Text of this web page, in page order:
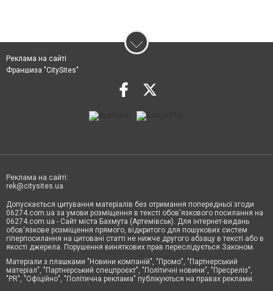
Реклама на сайті
Франшиза "CitySites"
Реклама на сайті:
rek@citysites.ua
Допускається цитування матеріалів без отримання попередньої згоди
06274.com.ua за умови розміщення в тексті обов'язкового посилання на
06274.com.ua - Сайт міста Бахмута (Артемівськ). Для інтернет-видань
обов'язкове розміщення прямого, відкритого для пошукових систем
гіперпосилання на цитовані статті не нижче другого абзацу в тексті або в
якості джерела. Порушення виняткових прав переслідується Законом.
Матеріали з плашками "Новини компаній", "Промо", "Партнерський
матеріал", "Партнерський спецпроєкт", "Політичні новини", "Пресреліз",
"PR", "Офіційно", "Політична реклама" публікуються на правах реклами.